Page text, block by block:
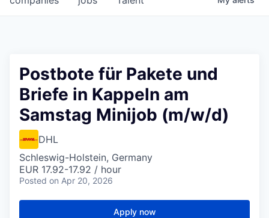
Postbote für Pakete und
Briefe in Kappeln am
Samstag Minijob (m/w/d)
DHL
Schleswig-Holstein, Germany
EUR 17.92-17.92 / hour
Posted on Apr 20, 2026
Apply now